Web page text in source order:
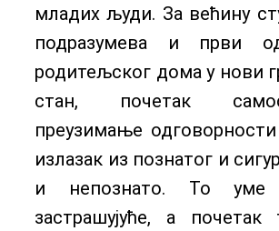
младих људи. За већину
подразумева и први
родитељског дома у нови
стан, почетак
преузимање
излазак из познатог и
и непознато. То
застрашујуће, а